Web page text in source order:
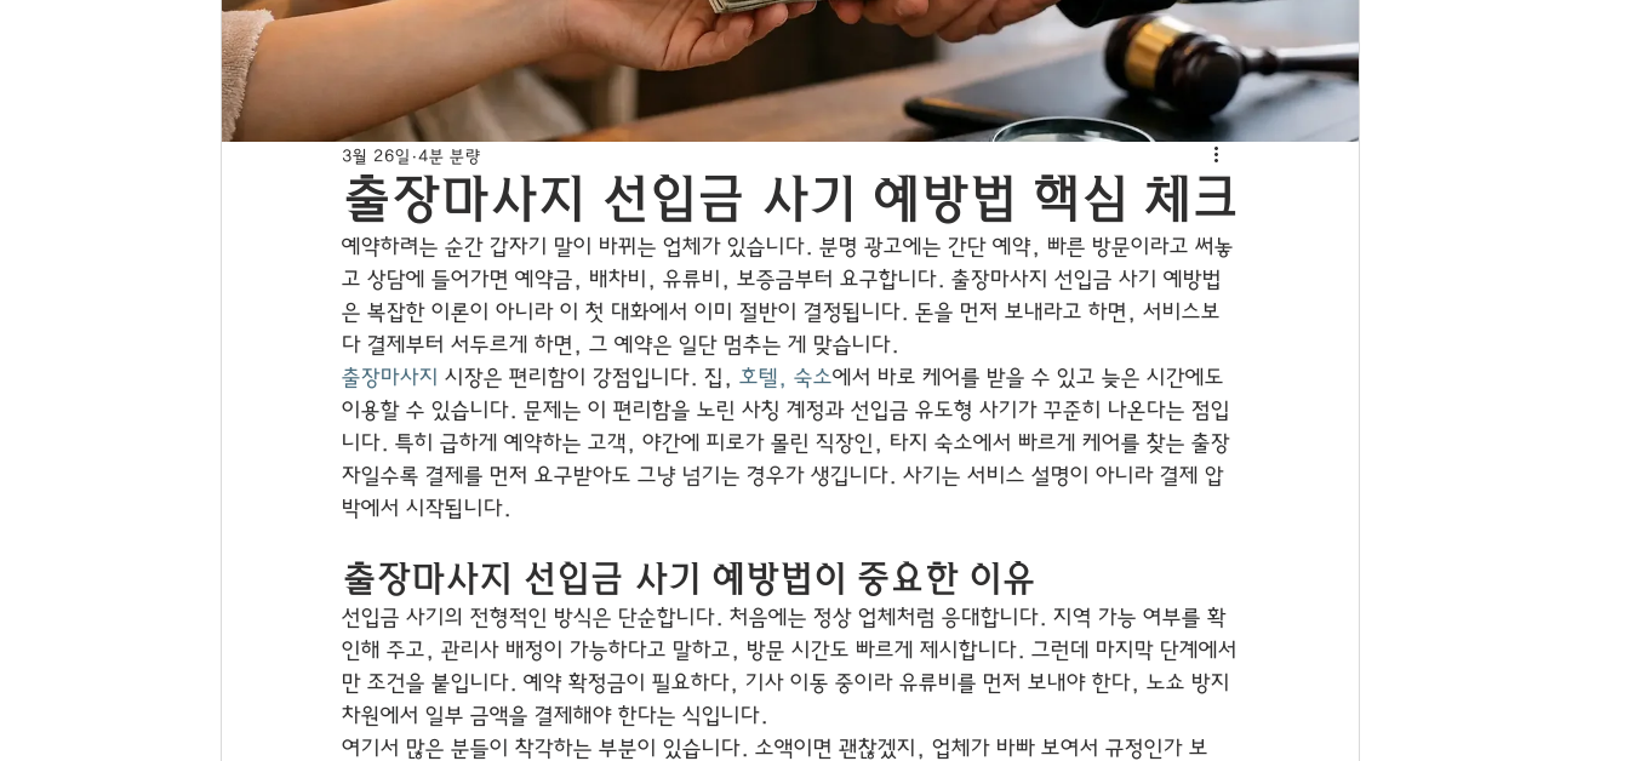
출장마사지 선입금 사기 예방법 핵심 체크
3월 26일 4분 분량
예약하려는 순간 갑자기 말이 바뀌는 업체가 있습니다. 분명 광고에는 간단 예약, 빠른 방문이라고 써놓
고 상담에 들어가면 예약금, 배차비, 유류비, 보증금부터 요구합니다. 출장마사지 선입금 사기 예방법
은 복잡한 이론이 아니라 이 첫 대화에서 이미 절반이 결정됩니다. 돈을 먼저 보내라고 하면, 서비스보
다 결제부터 서두르게 하면, 그 예약은 일단 멈추는 게 맞습니다.
출장마사지
시장은 편리함이 강점입니다. 집, 호텔, 숙소에서 바로 케어를 받을 수 있고 늦은 시간에도
이용할 수 있습니다. 문제는 이 편리함을 노린 사칭 계정과 선입금 유도형 사기가 꾸준히 나온다는 점입
니다. 특히 급하게 예약하는 고객, 야간에 피로가 몰린 직장인, 타지 숙소에서 빠르게 케어를 찾는 출장
자일수록 결제를 먼저 요구받아도 그냥 넘기는 경우가 생깁니다. 사기는 서비스 설명이 아니라 결제 압
박에서 시작됩니다.
출장마사지 선입금 사기 예방법이 중요한 이유
선입금 사기의 전형적인 방식은 단순합니다. 처음에는 정상 업체처럼 응대합니다. 지역 가능 여부를 확
인해 주고, 관리사 배정이 가능하다고 말하고, 방문 시간도 빠르게 제시합니다. 그런데 마지막 단계에서
만 조건을 붙입니다. 예약 확정금이 필요하다, 기사 이동 중이라 유류비를 먼저 보내야 한다, 노쇼 방지
차원에서 일부 금액을 결제해야 한다는 식입니다.
여기서 많은 분들이 착각하는 부분이 있습니다. 소액이면 괜찮겠지, 업체가 바빠 보여서 규정인가 보